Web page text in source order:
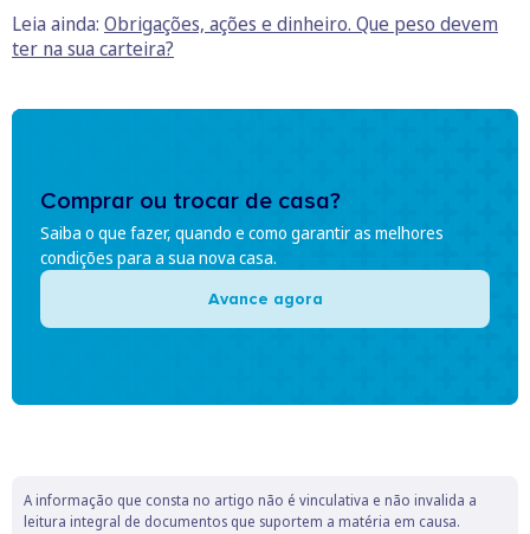
Leia ainda: Obrigações, ações e dinheiro. Que peso devem
ter na sua carteira?
Comprar ou trocar de casa?
Saiba o que fazer, quando e como garantir as melhores
condições para a sua nova casa.
Avance agora
A informação que consta no artigo não é vinculativa e não invalida a
leitura integral de documentos que suportem a matéria em causa.